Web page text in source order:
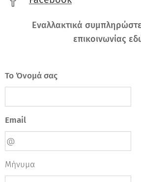
Εναλλακτικά
επικοινωνίας
Το Όνομά σας
Email
Μήνυμα